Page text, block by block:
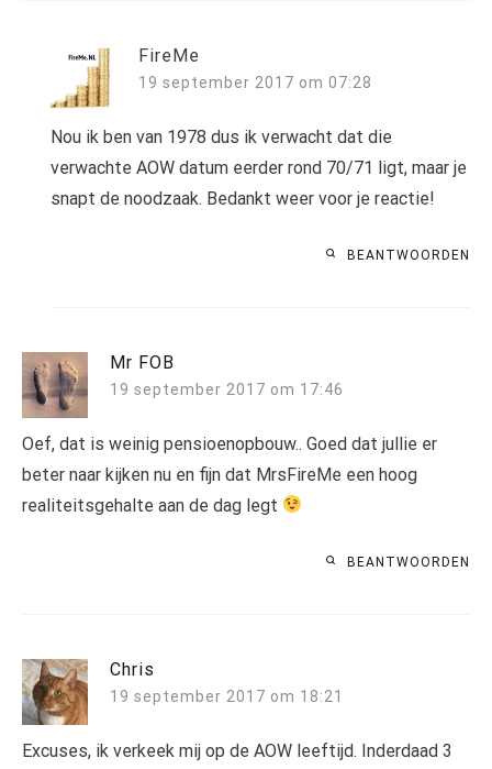
FireMe
19 september 2017 om 07:28
Nou ik ben van 1978 dus ik verwacht dat die
verwachte AOW datum eerder rond 70/71 ligt, maar je
snapt de noodzaak. Bedankt weer voor je reactie!
BEANTWOORDEN
Mr FOB
19 september 2017 om 17:46
Oef, dat is weinig pensioenopbouw.. Goed dat jullie er
beter naar kijken nu en fijn dat MrsFireMe een hoog
realiteitsgehalte aan de dag legt
BEANTWOORDEN
Chris
19 september 2017 om 18:21
Excuses, ik verkeek mij op de AOW leeftijd. Inderdaad 3